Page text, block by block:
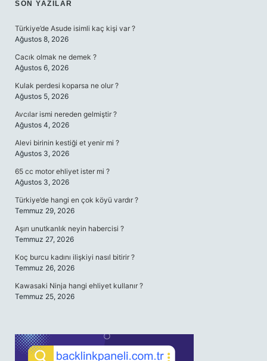
SIDEBAR
SON YAZILAR
Türkiye’de Asude isimli kaç kişi var ?
Ağustos 8, 2026
Cacık olmak ne demek ?
Ağustos 6, 2026
Kulak perdesi koparsa ne olur ?
Ağustos 5, 2026
Avcılar ismi nereden gelmiştir ?
Ağustos 4, 2026
Alevi birinin kestiği et yenir mi ?
Ağustos 3, 2026
65 cc motor ehliyet ister mi ?
Ağustos 3, 2026
Türkiye’de hangi en çok köyü vardır ?
Temmuz 29, 2026
Aşırı unutkanlık neyin habercisi ?
Temmuz 27, 2026
Koç burcu kadını ilişkiyi nasıl bitirir ?
Temmuz 26, 2026
Kawasaki Ninja hangi ehliyet kullanır ?
Temmuz 25, 2026